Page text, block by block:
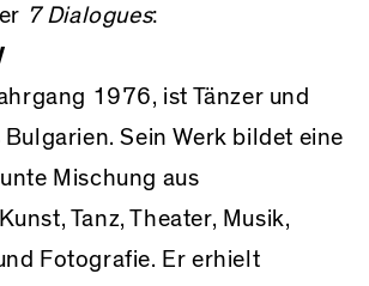
7 Dialogues:
1976, ist Tänzer und
Sein Werk bildet eine
Mischung aus
Tanz, Theater, Musik,
Fotografie. Er erhielt